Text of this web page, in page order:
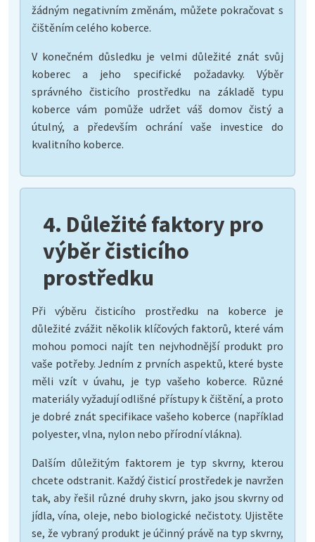
žádným negativním změnám, můžete pokračovat s
čištěním celého koberce.
V konečném důsledku je velmi důležité znát svůj
koberec a jeho specifické požadavky. Výběr
správného čisticího prostředku na základě typu
koberce vám pomůže udržet váš domov čistý a
útulný, a především ochrání vaše investice do
kvalitního koberce.
4. Důležité faktory pro
výběr čisticího
prostředku
Při výběru čisticího prostředku na koberce je
důležité zvážit několik klíčových faktorů, které vám
mohou pomoci najít ten nejvhodnější produkt pro
vaše potřeby. Jedním z prvních aspektů, které byste
měli vzít v úvahu, je typ vašeho koberce. Různé
materiály vyžadují odlišné přístupy k čištění, a proto
je dobré znát specifikace vašeho koberce (například
polyester, vlna, nylon nebo přírodní vlákna).
Dalším důležitým faktorem je typ skvrny, kterou
chcete odstranit. Každý čisticí prostředek je navržen
tak, aby řešil různé druhy skvrn, jako jsou skvrny od
jídla, vína, oleje, nebo biologické nečistoty. Ujistěte
se, že vybraný produkt je účinný právě na typ skvrny,